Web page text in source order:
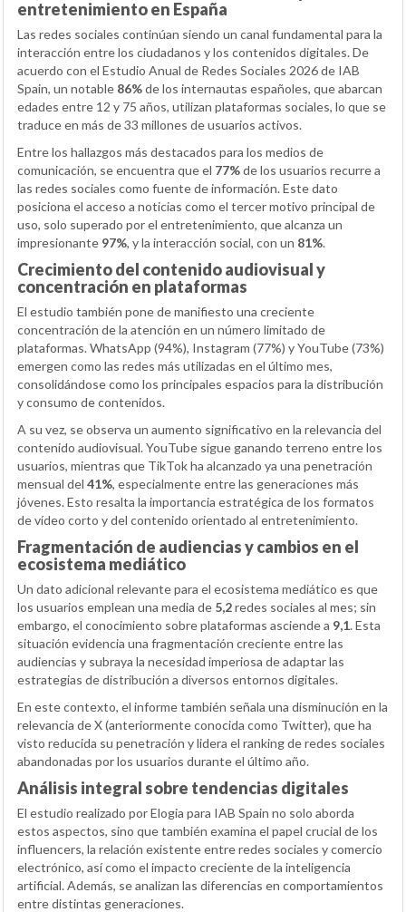
entretenimiento en España
Las redes sociales continúan siendo un canal fundamental para la
interacción entre los ciudadanos y los contenidos digitales. De
acuerdo con el Estudio Anual de Redes Sociales 2026 de IAB
Spain, un notable 86%de los internautas españoles, que abarcan
edades entre 12 y 75 años, utilizan plataformas sociales, lo que se
traduce en más de 33 millones de usuarios activos.
Entre los hallazgos más destacados para los medios de
comunicación, se encuentra que el 77%de los usuarios recurre a
las redes sociales como fuente de información. Este dato
posiciona el acceso a noticias como el tercer motivo principal de
uso, solo superado por el entretenimiento, que alcanza un
impresionante 97%, y la interacción social, con un 81%.
Crecimiento del contenido audiovisual y
concentración en plataformas
El estudio también pone de manifiesto una creciente
concentración de la atención en un número limitado de
plataformas. WhatsApp (94%), Instagram (77%) y YouTube (73%)
emergen como las redes más utilizadas en el último mes,
consolidándose como los principales espacios para la distribución
y consumo de contenidos.
A su vez, se observa un aumento significativo en la relevancia del
contenido audiovisual. YouTube sigue ganando terreno entre los
usuarios, mientras que TikTok ha alcanzado ya una penetración
mensual del 41%, especialmente entre las generaciones más
jóvenes. Esto resalta la importancia estratégica de los formatos
de vídeo corto y del contenido orientado al entretenimiento.
Fragmentación de audiencias y cambios en el
ecosistema mediático
Un dato adicional relevante para el ecosistema mediático es que
los usuarios emplean una media de 5,2redes sociales al mes; sin
embargo, el conocimiento sobre plataformas asciende a 9,1. Esta
situación evidencia una fragmentación creciente entre las
audiencias y subraya la necesidad imperiosa de adaptar las
estrategias de distribución a diversos entornos digitales.
En este contexto, el informe también señala una disminución en la
relevancia de X (anteriormente conocida como Twitter), que ha
visto reducida su penetración y lidera el ranking de redes sociales
abandonadas por los usuarios durante el último año.
Análisis integral sobre tendencias digitales
El estudio realizado por Elogia para IAB Spain no solo aborda
estos aspectos, sino que también examina el papel crucial de los
influencers, la relación existente entre redes sociales y comercio
electrónico, así como el impacto creciente de la inteligencia
artificial. Además, se analizan las diferencias en comportamientos
entre distintas generaciones.